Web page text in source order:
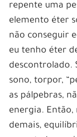
repente uma
elemento éter
não conseguir
eu tenho éter
descontrolado.
sono, torpor,
as pálpebras,
energia.
demais,